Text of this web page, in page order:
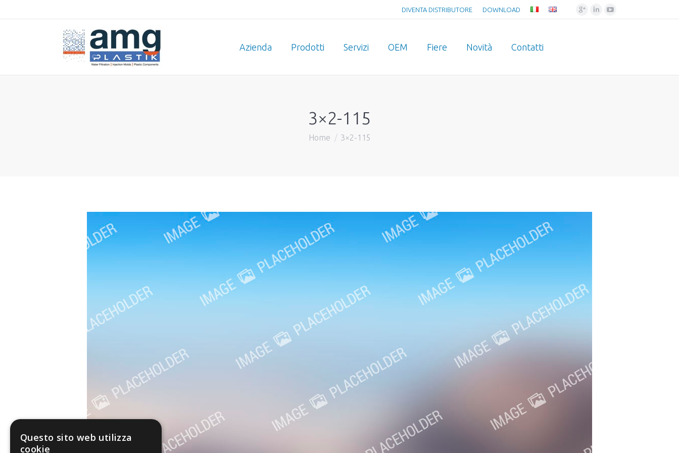
DIVENTA DISTRIBUTORE DOWNLOAD Google+
LinkedinYouTube
Azienda Prodotti Servizi OEM Fiere Novità Contatti
3×2-115
Home 3×2-115
Questo sito web utilizza
cookie